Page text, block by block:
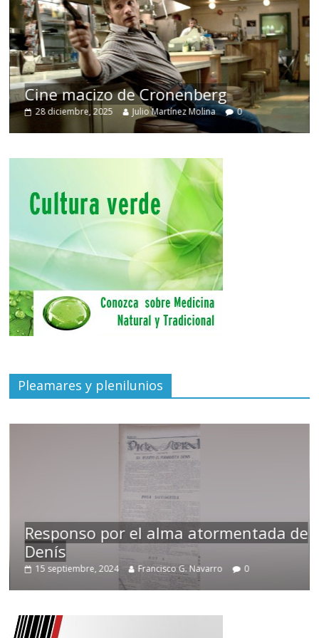
Cine macizo de Cronenberg
28 diciembre, 2025 Julio Martínez Molina 0
Pleamares y plenilunios
Responso por el alma atormentada de
Denís
15 septiembre, 2024 Francisco G. Navarro 0